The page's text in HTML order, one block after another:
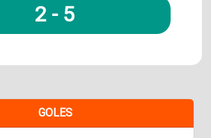
2 - 5
GOLES